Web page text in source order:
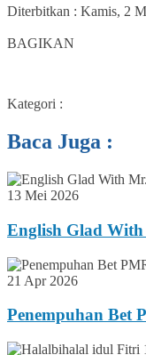
Diterbitkan : Kamis, 2
BAGIKAN
Kategori :
Baca Juga :
13 Mei 2026
English Glad
21 Apr 2026
Penempuhan Bet